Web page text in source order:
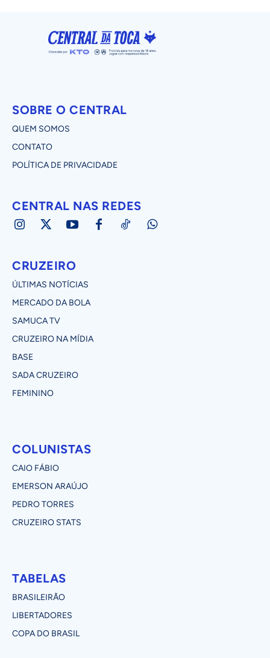
SOBRE O CENTRAL
QUEM SOMOS
CONTATO
POLÍTICA DE PRIVACIDADE
CENTRAL NAS REDES
CRUZEIRO
ÚLTIMAS NOTÍCIAS
MERCADO DA BOLA
SAMUCA TV
CRUZEIRO NA MÍDIA
BASE
SADA CRUZEIRO
FEMININO
COLUNISTAS
CAIO FÁBIO
EMERSON ARAÚJO
PEDRO TORRES
CRUZEIRO STATS
TABELAS
BRASILEIRÃO
LIBERTADORES
COPA DO BRASIL